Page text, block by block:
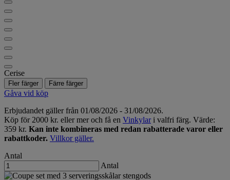
Cerise
Fler färger Färre färger
Gåva vid köp
Erbjudandet gäller från 01/08/2026 - 31/08/2026.
Köp för 2000 kr. eller mer och få en Vinkylari valfri färg. Värde:
359 kr. Kan inte kombineras med redan rabatterade varor eller
rabattkoder. Villkor gäller.
Antal
Antal